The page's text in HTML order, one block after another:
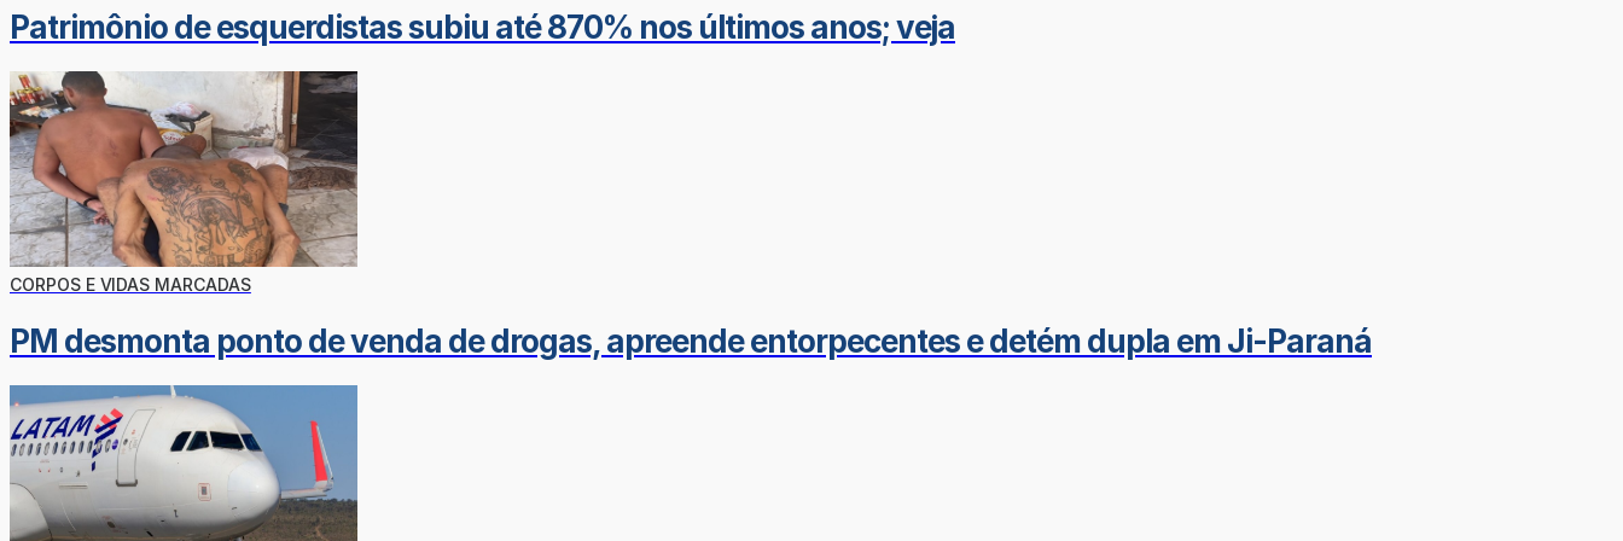
Patrimônio de esquerdistas subiu até 870% nos últimos anos; veja
CORPOS E VIDAS MARCADAS
PM desmonta ponto de venda de drogas, apreende entorpecentes e detém dupla em Ji-Paraná